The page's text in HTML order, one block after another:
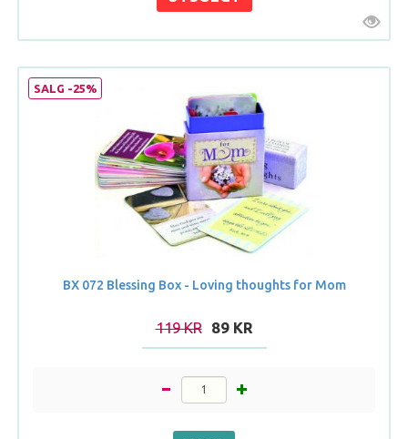
BX 072 Blessing Box - Loving thoughts for Mom
119 KR 89 KR
SALG -25%